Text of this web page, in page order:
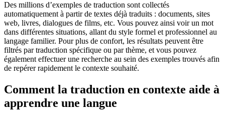
Des millions d’exemples de traduction sont collectés
automatiquement à partir de textes déjà traduits : documents, sites
web, livres, dialogues de films, etc. Vous pouvez ainsi voir un mot
dans différentes situations, allant du style formel et professionnel au
langage familier. Pour plus de confort, les résultats peuvent être
filtrés par traduction spécifique ou par thème, et vous pouvez
également effectuer une recherche au sein des exemples trouvés afin
de repérer rapidement le contexte souhaité.
Comment la traduction en contexte aide à
apprendre une langue